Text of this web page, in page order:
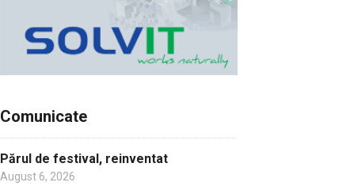
Comunicate
Părul de festival, reinventat
August 6, 2026